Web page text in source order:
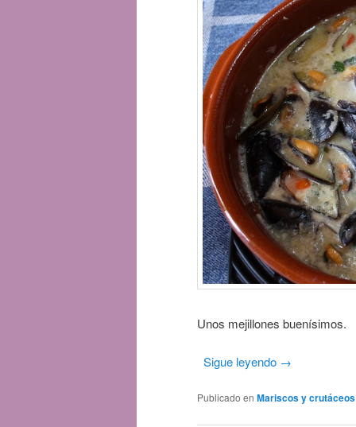
Unos mejillones buenísimos.
Sigue leyendo →
Publicado en Mariscos y crutáceos